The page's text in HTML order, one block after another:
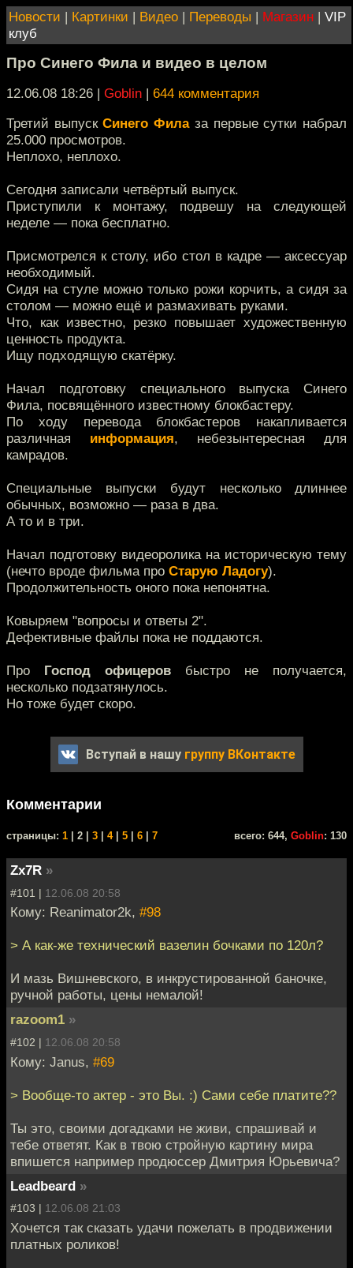
Новости | Картинки | Видео | Переводы | Магазин | VIP
клуб
Про Синего Фила и видео в целом
12.06.08 18:26 | Goblin | 644 комментария
Третий выпускСинего Филаза первые сутки набрал
25.000 просмотров.
Неплохо, неплохо.
Сегодня записали четвёртый выпуск.
Приступили к монтажу, подвешу на следующей
неделе — пока бесплатно.
Присмотрелся к столу, ибо стол в кадре — аксессуар
необходимый.
Сидя на стуле можно только рожи корчить, а сидя за
столом — можно ещё и размахивать руками.
Что, как известно, резко повышает художественную
ценность продукта.
Ищу подходящую скатёрку.
Начал подготовку специального выпуска Синего
Фила, посвящённого известному блокбастеру.
По ходу перевода блокбастеров накапливается
различная информация, небезынтересная для
камрадов.
Специальные выпуски будут несколько длиннее
обычных, возможно — раза в два.
А то и в три.
Начал подготовку видеоролика на историческую тему
(нечто вроде фильма про Старую Ладогу).
Продолжительность оного пока непонятна.
Ковыряем "вопросы и ответы 2".
Дефективные файлы пока не поддаются.
Про Господ офицеров быстро не получается,
несколько подзатянулось.
Но тоже будет скоро.
Вступай в нашу группу ВКонтакте
Комментарии
cтраницы: 1 | 2 | 3 4| 5 6 7 всего: 644, Goblin: 130
Zx7R »
#101 | 12.06.08 20:58
Кому: Reanimator2k, #98
> А как-же технический вазелин бочками по 120л?
И мазь Вишневского, в инкрустированной баночке,
ручной работы, цены немалой!
razoom1 »
#102 | 12.06.08 20:58
Кому: Janus, #69
> Вообще-то актер - это Вы. :) Сами себе платите??
Ты это, своими догадками не живи, спрашивай и
тебе ответят. Как в твою стройную картину мира
впишется например продюссер Дмитрия Юрьевича?
Leadbeard »
#103 | 12.06.08 21:03
Хочется так сказать удачи пожелать в продвижении
платных роликов!